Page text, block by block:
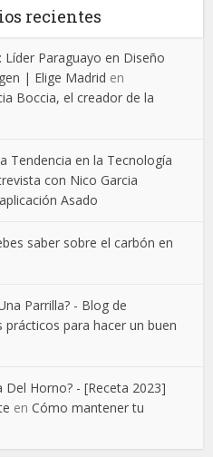
recientes
Paraguayo en Diseño
| Elige Madrid en
Boccia, el creador de la
Tendencia en la Tecnología
con Nico Garcia
Asado
saber sobre el carbón en
Parrilla? - Blog de
prácticos para hacer un buen
Horno? - [Receta 2023]
enCómo mantener tu